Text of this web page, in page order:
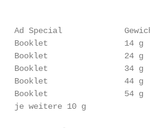
Ad Special
Booklet                14
Booklet                24
Booklet                34
Booklet                44
Booklet                54
je weitere 10 g